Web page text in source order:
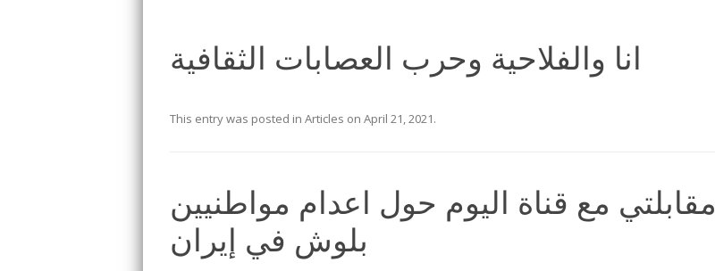
انا والفلاحية وحرب العصابات الثقافية
This entry was posted in Articles on April 21, 2021.
مقابلتي مع قناة اليوم حول اعدام مواطنيين
بلوش في إيران